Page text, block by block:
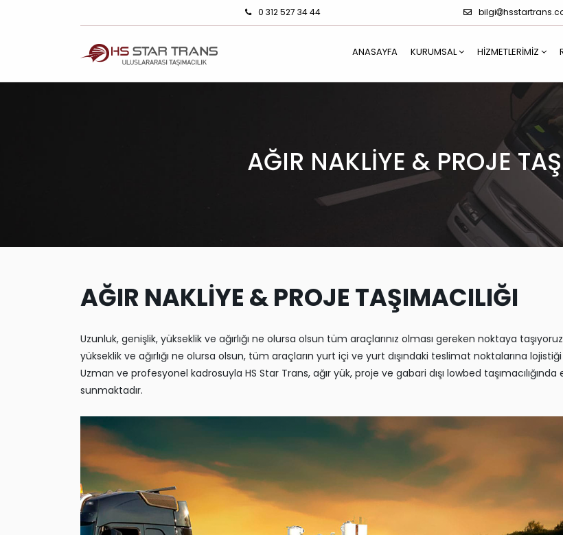
0 312 527 34 44 bilgi
ANASAYFA KURUMSAL HIZMETLERIMIZ
AĞIR NAKLİYE & PROJE
AĞIR NAKLİYE & PROJE TAŞIMACILIĞI
Uzunluk, genişlik, yükseklik ve ağırlığı ne olursa olsun tüm araçlarınız olması gereken noktaya
yükseklik ve ağırlığı ne olursa olsun, tüm araçların yurt içi ve yurt dışındaki teslimat noktalarına
Uzman ve profesyonel kadrosuyla HS Star Trans, ağır yük, proje ve gabari dışı lowbed
sunmaktadır.